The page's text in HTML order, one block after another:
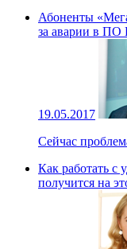
Абоненты
за аварии в ПО
19.05.2017
Сейчас
Как работать с
получится на